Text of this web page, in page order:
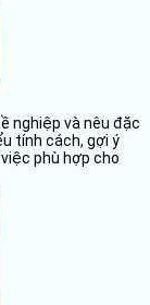
nghiệp và nêu đặc
tính cách, gợi ý
phù hợp cho